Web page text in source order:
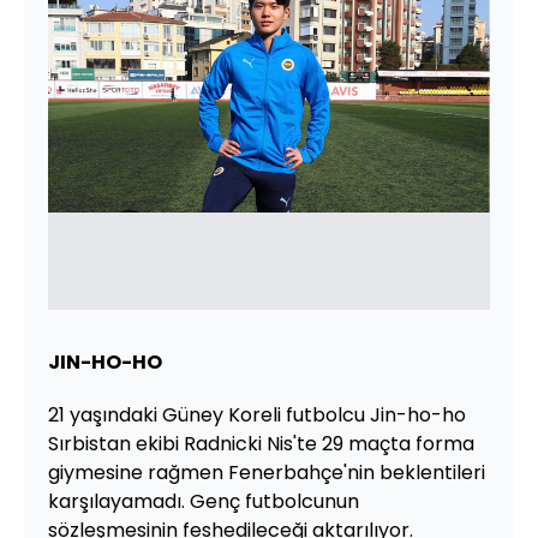
JIN-HO-HO
21 yaşındaki Güney Koreli futbolcu Jin-ho-ho
Sırbistan ekibi Radnicki Nis'te 29 maçta forma
giymesine rağmen Fenerbahçe'nin beklentileri
karşılayamadı. Genç futbolcunun
sözleşmesinin feshedileceği aktarılıyor.